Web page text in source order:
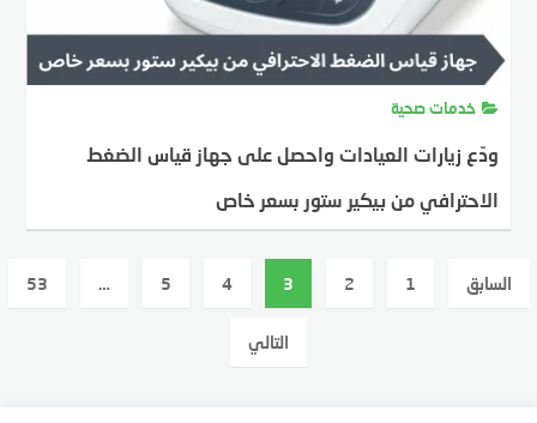
خدمات صحية
ودّع زيارات العيادات واحصل على جهاز قياس الضغط
الاحترافي من بيكير ستور بسعر خاص
تعددالسابق 1
2
3
4
5
…
53
التالي